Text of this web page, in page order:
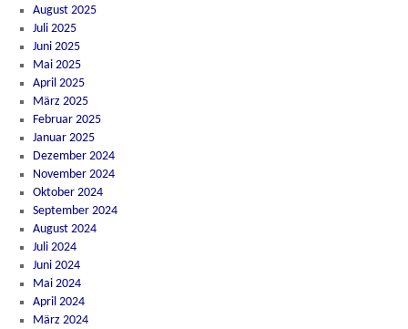
August 2025
Juli 2025
Juni 2025
Mai 2025
April 2025
März 2025
Februar 2025
Januar 2025
Dezember 2024
November 2024
Oktober 2024
September 2024
August 2024
Juli 2024
Juni 2024
Mai 2024
April 2024
März 2024